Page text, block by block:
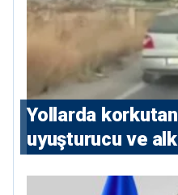
Yollarda
uyuşturucu ve